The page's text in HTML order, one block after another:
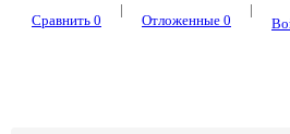
Сравнить 0
|
Отложенные 0
|